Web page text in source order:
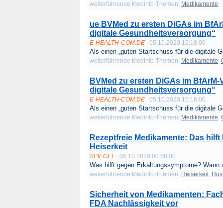
weiterführende Medinfo-Themen: Medikamente
ue BVMed zu ersten DiGAs im
digitale Gesundheitsversorgung“
E-HEALTH-COM.DE 05.10.2020 15:18:00
Als einen „guten Startschuss für die digitale
weiterführende Medinfo-Themen: Medikamente;
BVMed zu ersten DiGAs im
digitale Gesundheitsversorgung“
E-HEALTH-COM.DE 05.10.2020 15:18:00
Als einen „guten Startschuss für die digitale
weiterführende Medinfo-Themen: Medikamente;
Rezeptfreie Medikamente: Das
Heiserkeit
SPIEGEL 05.10.2020 00:58:00
Was hilft gegen Erkältungssymptome? Wann
weiterführende Medinfo-Themen: Heiserkeit;
Sicherheit von Medikamenten:
FDA Nachlässigkeit vor